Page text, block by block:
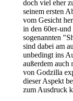
doch viel eher
seinem ersten
vom Gesicht
in den 60er-
sogenannten
sind dabei am
unbedingt ins
außerdem auch
von Godzilla
dieser Aspekt
zum Ausdruck